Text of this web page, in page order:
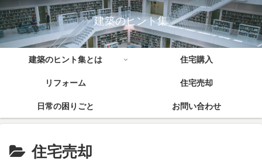
建築のヒント集
建築のヒント集とは 住宅購入
リフォーム 住宅売却
日常の困りごと お問い合わせ
住宅売却